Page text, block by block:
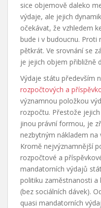
sice objemově daleko
výdaje, ale jejich
očekávat, že vzhledem
bude i v budoucnu.
pětkrát. Ve srovnání se
je jejich objem přibližně
Výdaje státu především
rozpočtových a
významnou položkou
rozpočtu. Přestože
jinou právní formou, je
nezbytným nákladem na
Kromě nejvýznamnější
rozpočtové a
mandatorních výdajů
politiku zaměstnanosti
(bez sociálních dávek).
quasi mandatorních